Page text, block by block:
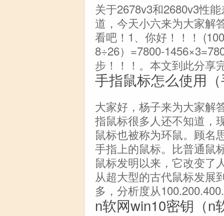
关于2678v3和2680v3性
道，今天小六来为大家解
看吧！1、你好！！！
8÷26）=7800-
步！！！。本文到此分享
手指鼠标怎么使用
大家好，杨子来为大家解
指鼠标很多人还不知道，
鼠标也被称为环鼠。顾名
手指上的鼠标。比普通鼠
鼠标发明以来，它改变了
从超大型的古代鼠标发展
多，分析度从
n软网win10密钥（n